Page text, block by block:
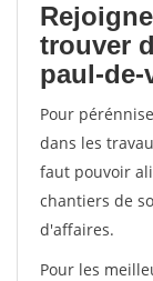
trouver
paul-de-
Pour
dans les
faut pouvoir
chantiers de
d'affaires.
Pour les